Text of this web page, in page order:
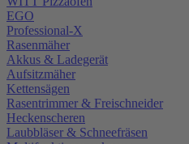
EGO
Professional-X
Rasenmäher
Akkus & Ladegerät
Aufsitzmäher
Kettensägen
Rasentrimmer & Freischneider
Heckenscheren
Laubbläser & Schneefräsen